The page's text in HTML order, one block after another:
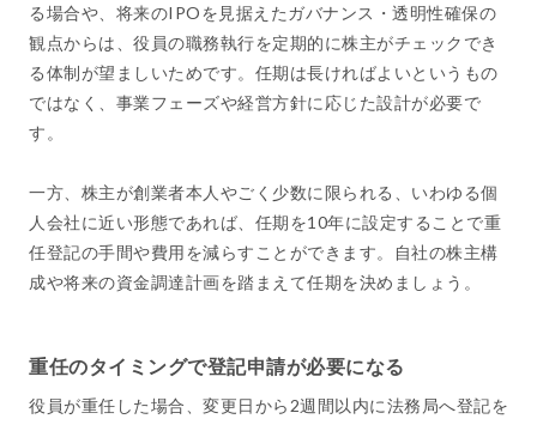
る場合や、将来のIPOを見据えたガバナンス・透明性確保の
観点からは、役員の職務執行を定期的に株主がチェックでき
る体制が望ましいためです。任期は長ければよいというもの
ではなく、事業フェーズや経営方針に応じた設計が必要で
す。
一方、株主が創業者本人やごく少数に限られる、いわゆる個
人会社に近い形態であれば、任期を10年に設定することで重
任登記の手間や費用を減らすことができます。自社の株主構
成や将来の資金調達計画を踏まえて任期を決めましょう。
重任のタイミングで登記申請が必要になる
役員が重任した場合、変更日から2週間以内に法務局へ登記を